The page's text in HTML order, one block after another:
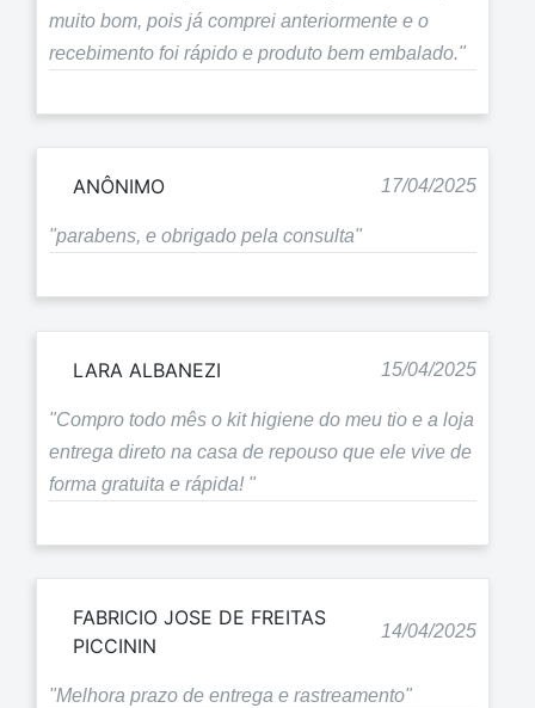
muito bom, pois já comprei anteriormente e o
recebimento foi rápido e produto bem embalado."
ANÔNIMO 17/04/2025
"parabens, e obrigado pela consulta"
LARA ALBANEZI 15/04/2025
"Compro todo mês o kit higiene do meu tio e a loja
entrega direto na casa de repouso que ele vive de
forma gratuita e rápida! "
FABRICIO JOSE DE FREITAS
PICCININ
14/04/2025
"Melhora prazo de entrega e rastreamento"